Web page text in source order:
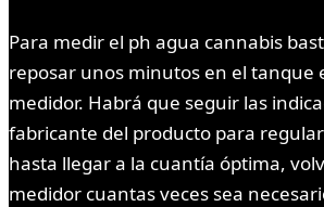
Para medir el ph agua cannabis
reposar unos minutos en el tanque
medidor. Habrá que seguir las
fabricante del producto para
hasta llegar a la cuantía óptima,
medidor cuantas veces sea